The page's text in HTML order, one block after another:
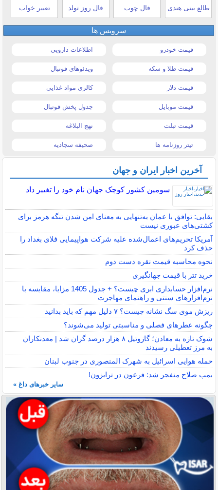
طالع بینی هندی فال چوب فال روز تولد تعبیر خواب
سرویس ها
قیمت خودرو اطلاعات دارویی
قیمت طلا و سکه ویدئوهای فوتبال
قیمت دلار کالری مواد غذایی
قیمت موبایل جدول پخش فوتبال
قیمت تبلت نهج البلاغه
تیتر روزنامه ها صحیفه سجادیه
آخرین اخبار ایران و جهان
سومین کشور کوچک جهان نام خود را تغییر داد
بقایی: توافق با عمان به‌تنهایی به معنای امن شدن تنگه هرمز برای
کشتی‌های عبوری نیست
آمریکا تحریم‌های اعمال‌شده علیه شرکت هواپیمایی فلای بغداد را
حذف کرد
نحوه محاسبه قیمت نقره دست دوم
خرید تتر با قیمت جهانگیری
نرم‌افزار حسابداری ابری چیست؟ + جدول 1405 مزایا، مقایسه با
نرم‌افزارهای سنتی و راهنمای مهاجرت
ریزش موی سگ نشانه چیست؟ ۷ دلیل مهم که باید بدانید
چگونه عطرهای فصلی و مناسبتی تولید می‌شوند؟
شوک تازه به معادن؛ گازوئیل ۸ هزار درصد گران شد | معدنکاران
به مرز تعطیلی رسیدند
حمله هوایی اسرائیل به شهرک المنصوری در جنوب لبنان
بمب صلاح منفجر شد: فرعون در ترابزون!
سایر خبرهای داغ »